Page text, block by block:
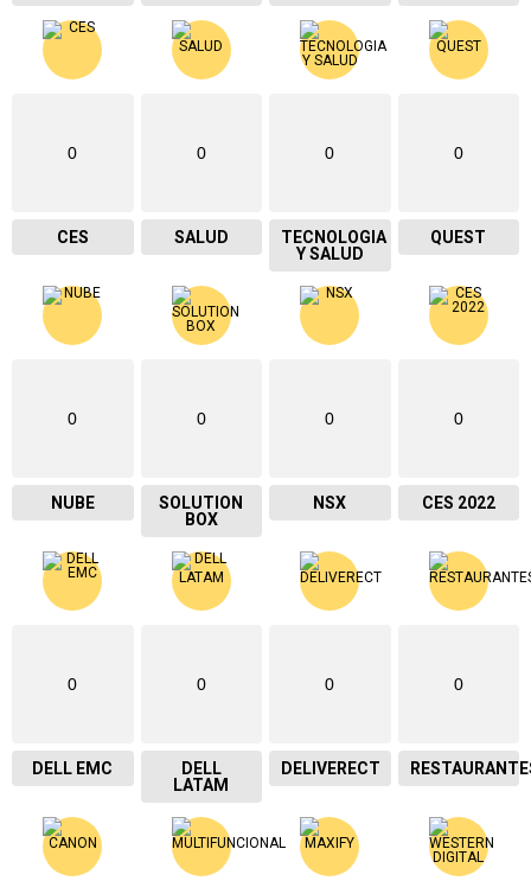
0
CES
0
SALUD
0
TECNOLOGIA
Y SALUD
0
QUEST
0
NUBE
0
SOLUTION
BOX
0
NSX
0
CES 2022
0
DELL EMC
0
DELL
LATAM
0
DELIVERECT
0